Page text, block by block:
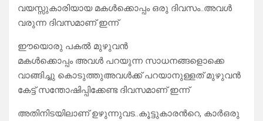
വയസ്സുകാരിയായ മകൾക്കൊപ്പം ഒരു ദിവസം..അവൾ
വരുന്ന ദിവസമാണ് ഇന്ന്‌
ഈയൊരു പകൽ മുഴുവൻ
മകൾക്കൊപ്പം അവൾ പറയുന്ന സാധനങ്ങളൊക്കെ
വാങ്ങിച്ചു കൊടുത്തുഅവൾക്ക് പറയാനുള്ളത് മുഴുവൻ
കേട്ട് സന്തോഷിപ്പിക്കേണ്ട ദിവസമാണ് ഇന്ന്
അതിനിടയിലാണ് ഉഴുന്നുവട..കൂട്ടുകാരൻറെ, കാർഒരു